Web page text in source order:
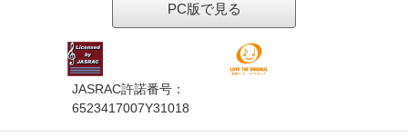
PC版で見る
JASRAC許諾番号：
6523417007Y31018